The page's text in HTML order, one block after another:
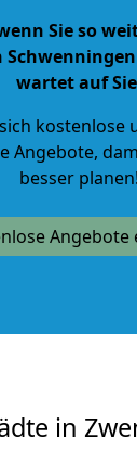
Sie so
wartet auf
kostenlose
Angebote,
besser planen!
Angebote
in